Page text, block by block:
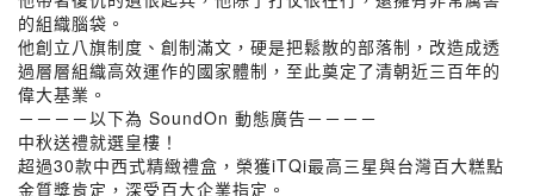
的組織腦袋。
他創立八旗制度、創制滿文，硬是把鬆散的部落制，改造成透
過層層組織高效運作的國家體制，至此奠定了清朝近三百年的
偉大基業。
－－－－以下為 SoundOn 動態廣告－－－－
中秋送禮就選皇樓！
超過30款中西式精緻禮盒，榮獲iTQi最高三星與台灣百大糕點
金質獎肯定，深受百大企業指定。